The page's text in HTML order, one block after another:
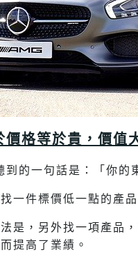
格等於貴，價值
的一句話是：「你的
一件標價低一點的產
是，另外找一項產品
提高了業績。